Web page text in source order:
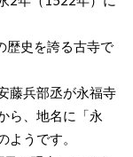
歴史を誇る古寺で
藤兵部丞が永福寺
ら、地名に「永
うです。